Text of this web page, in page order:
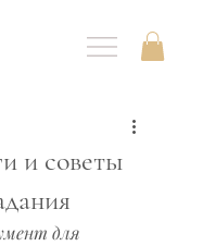
и советы
для